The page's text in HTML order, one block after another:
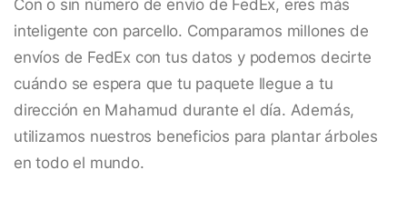
Con o sin número de envío de FedEx, eres más
inteligente con parcello. Comparamos millones de
envíos de FedEx con tus datos y podemos decirte
cuándo se espera que tu paquete llegue a tu
dirección en Mahamud durante el día. Además,
utilizamos nuestros beneficios para plantar árboles
en todo el mundo.